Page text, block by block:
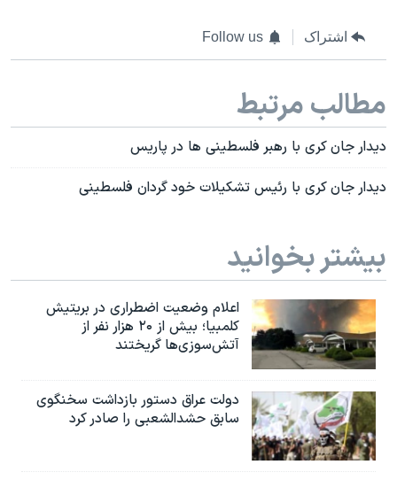
اشتراک Follow us
مطالب مرتبط
دیدار جان کری با رهبر فلسطینی ها در پاریس
دیدار جان کری با رئیس تشکیلات خود گردان فلسطینی
بیشتر بخوانید
اعلام وضعیت اضطراری در بریتیش
کلمبیا؛ بیش از ۲۰ هزار نفر از
آتش‌سوزی‌ها گریختند
دولت عراق دستور بازداشت سخنگوی
سابق حشدالشعبی را صادر کرد